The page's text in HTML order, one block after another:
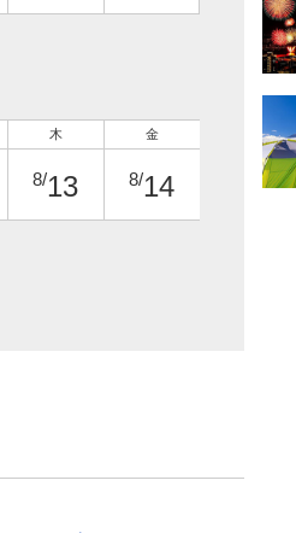
木
8/13
金
8/14